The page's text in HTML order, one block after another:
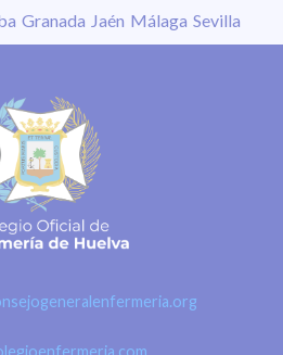
Granada Jaén Málaga Sevilla